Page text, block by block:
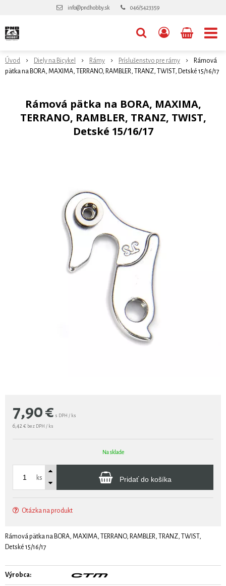
info@pndhobby.sk 046/5423359
Úvod Diely na Bicykel Rámy Príslušenstvo pre rámy
Rámová
pätka na BORA, MAXIMA, TERRANO, RAMBLER, TRANZ, TWIST, Detské 15/16/17
Rámová pätka na BORA, MAXIMA,
TERRANO, RAMBLER, TRANZ, TWIST,
Detské 15/16/17
7,90€ s DPH / ks
6,42 € bez DPH / ks
Na sklade
ks Pridať do košíka
Otázka na produkt
Rámová pätka na BORA, MAXIMA, TERRANO, RAMBLER, TRANZ, TWIST,
Detské 15/16/17
Výrobca: